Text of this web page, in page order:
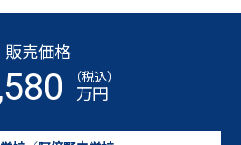
販売価格
（税込）
万円
7021
休まず営業しております。